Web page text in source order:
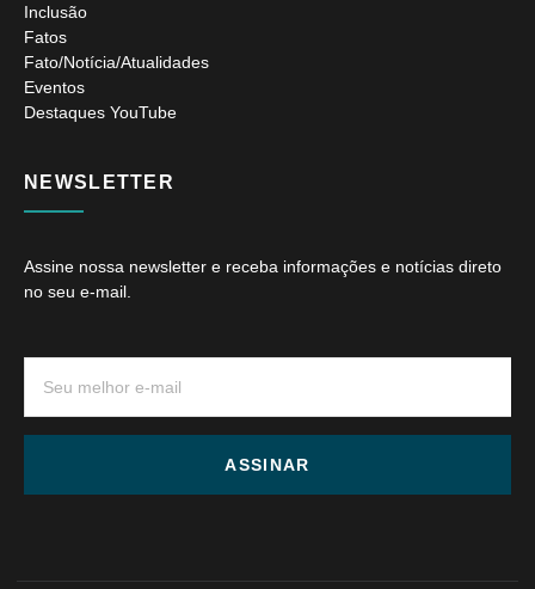
Inclusão
Fatos
Fato/Notícia/Atualidades
Eventos
Destaques YouTube
NEWSLETTER
Assine nossa newsletter e receba informações e notícias direto
no seu e-mail.
ASSINAR